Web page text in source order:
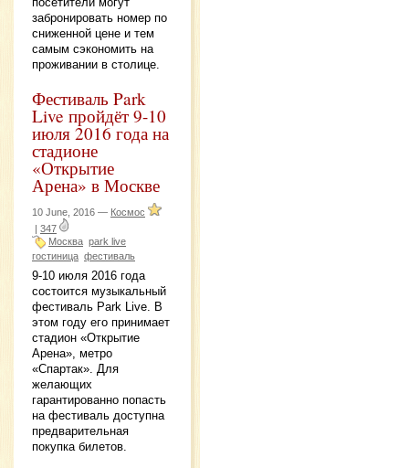
забронировать номер по
сниженной цене и тем
самым сэкономить на
проживании в столице.
Фестиваль Park
Live пройдёт 9-10
июля 2016 года на
стадионе
«Открытие
Арена» в Москве
10 June, 2016 — Космос
| 347
Москва park live
гостиница фестиваль
9-10 июля 2016 года
состоится музыкальный
фестиваль Park Live. В
этом году его принимает
стадион «Открытие
Арена», метро
«Спартак». Для
желающих
гарантированно попасть
на фестиваль доступна
предварительная
покупка билетов.